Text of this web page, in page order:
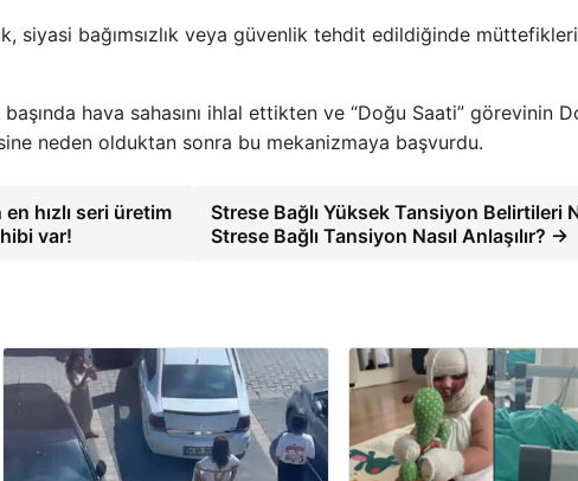
siyasi bağımsızlık veya güvenlik tehdit edildiğinde
hava sahasını ihlal ettikten ve “Doğu Saati” görevinin
neden olduktan sonra bu mekanizmaya başvurdu.
hızlı seri üretim
var!
Strese Bağlı Yüksek Tansiyon Belirtileri
Strese Bağlı Tansiyon Nasıl Anlaşılır? →